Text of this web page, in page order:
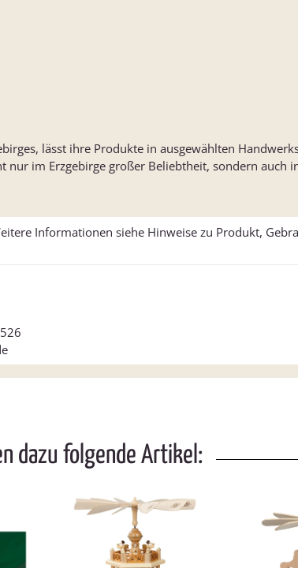
lässt ihre Produkte in ausgewählten
im Erzgebirge großer Beliebtheit, sondern auch
Informationen siehe Hinweise zu Produkt,
dazu folgende Artikel: